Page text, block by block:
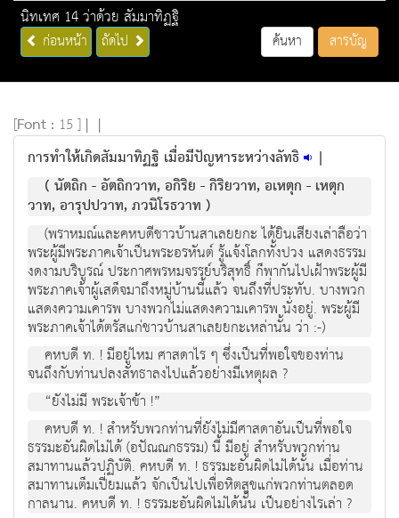
นิทเทศ 14 ว่าด้วย สัมมาทิฏฐิ
ก่อนหน้า ถัดไป ค้นหา สารบัญ
[Font : 15 ] | |
การทำให้เกิดสัมมาทิฏฐิ เมื่อมีปัญหาระหว่างลัทธิ
|
( นัตถิก - อัตถิกวาท, อกิริย - กิริยวาท, อเหตุก - เหตุก
วาท, อารุปปวาท, ภวนิโรธวาท )
(พราหมณ์และคหบดีชาวบ้านสาเลยยกะ ได้ยินเสียงเล่าลือว่า
พระผู้มีพระภาคเจ้าเป็นพระอรหันต์ รู้แจ้งโลกทั้งปวง แสดงธรรม
งดงามบริบูรณ์ ประกาศพรหมจรรย์บริสุทธิ์ ก็พากันไปเฝ้าพระผู้มี
พระภาคเจ้าผู้เสด็จมาถึงหมู่บ้านนี้แล้ว จนถึงที่ประทับ. บางพวก
แสดงความเคารพ บางพวกไม่แสดงความเคารพ นั่งอยู่. พระผู้มี
พระภาคเจ้าได้ตรัสแก่ชาวบ้านสาเลยยกะเหล่านั้น ว่า :-)
คหบดี ท. ! มีอยู่ไหม ศาสดาไร ๆ ซึ่งเป็นที่พอใจของท่าน
จนถึงกับท่านปลงสัทธาลงไปแล้วอย่างมีเหตุผล ?
“ยังไม่มี พระเจ้าข้า !”
คหบดี ท. ! สำหรับพวกท่านที่ยังไม่มีศาสดาอันเป็นที่พอใจ
ธรรมะอันผิดไม่ได้ (อปัณณกธรรม) นี้ มีอยู่ สำหรับพวกท่าน
สมาทานแล้วปฏิบัติ. คหบดี ท. ! ธรรมะอันผิดไม่ได้นั้น เมื่อท่าน
สมาทานเต็มเปี่ยมแล้ว จักเป็นไปเพื่อหิตสุขแก่พวกท่านตลอด
กาลนาน. คหบดี ท. ! ธรรมะอันผิดไม่ได้นั้น เป็นอย่างไรเล่า ?